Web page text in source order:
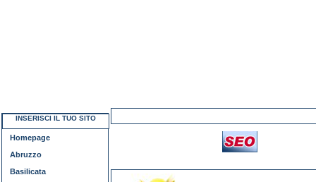
INSERISCI IL TUO SITO
Homepage
Abruzzo
Basilicata